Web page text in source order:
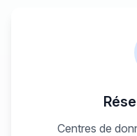
Centres de